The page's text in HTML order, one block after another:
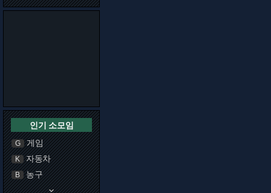
인기 소모임
G 게임
K 자동차
B 농구
keyboard_arrow_down